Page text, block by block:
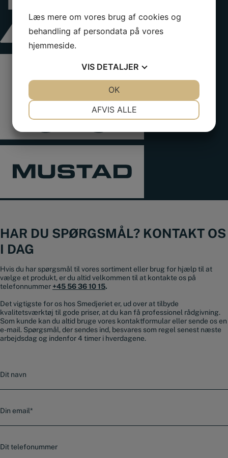
HAR DU SPØRGSMÅL? KONTAKT OS
I DAG
Hvis du har spørgsmål til vores sortiment eller brug for hjælp til at
vælge et produkt, er du altid velkommen til at kontakte os på
telefonnummer +45 56 36 10 15.
Det vigtigste for os hos Smedjeriet er, ud over at tilbyde
kvalitetsværktøj til gode priser, at du kan få professionel rådgivning.
Som kunde kan du altid bruge vores kontaktformular eller sende os en
e-mail. Spørgsmål, der sendes ind, besvares som regel senest næste
arbejdsdag og indenfor 4 timer i hverdagene.
a
-
l
e
Læs mere om vores brug af cookies og
behandling af persondata på vores
hjemmeside.
VIS DETALJER
MARKETING STATISTIK
AFVIS ALLE
OK